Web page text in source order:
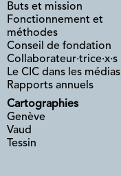
Buts et mission
Fonctionnement et
méthodes
Conseil de fondation
Collaborateur·trice·x·s
Le CIC dans les médias
Rapports annuels
Cartographies
Genève
Vaud
Tessin